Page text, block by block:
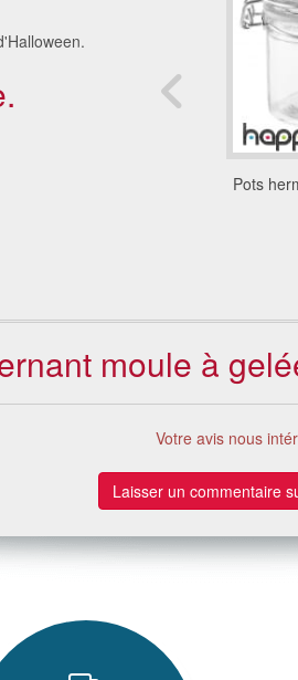
de noel
Pots
moule à
Votre avis nous
Laisser un commentaire